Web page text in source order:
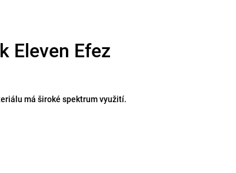
Eleven Efez
má široké spektrum využití.